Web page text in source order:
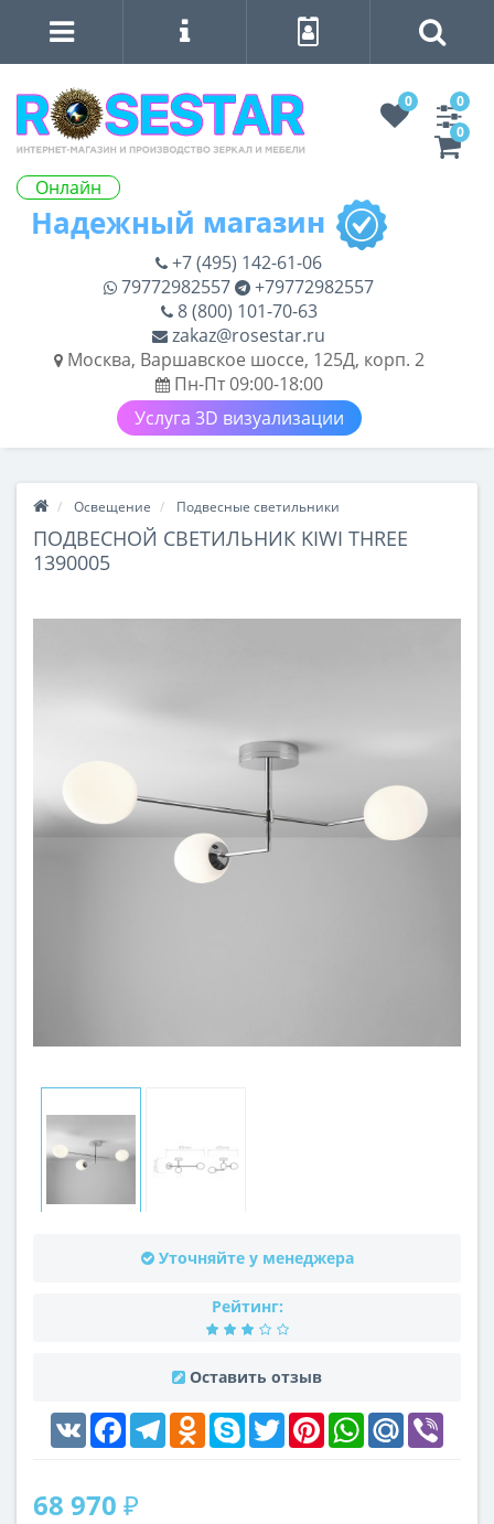
Онлайн
0
0
0
+7 (495) 142-61-06
79772982557
+79772982557
8 (800) 101-70-63
zakaz@rosestar.ru
Москва, Варшавское шоссе, 125Д, корп. 2
Пн-Пт 09:00-18:00
Услуга 3D визуализации
Освещение Подвесные светильники
ПОДВЕСНОЙ СВЕТИЛЬНИК KIWI THREE
1390005
Уточняйте у менеджера
Рейтинг:
Оставить отзыв
VK FacebookTelegramOdnoklassniki
Skype Twitter PinterestWhatsAppMail.Ru
68 970 ₽